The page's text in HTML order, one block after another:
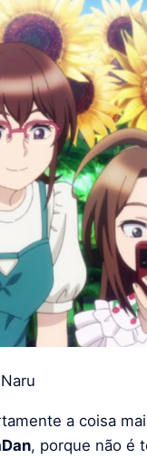
a coisa
, porque não é